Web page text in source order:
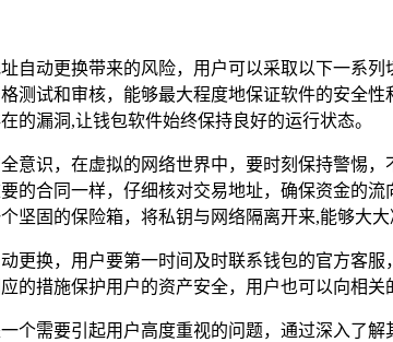
自动更换带来的风险，用户可以采取以下一系
测试和审核，能够最大程度地保证软件的安全
的漏洞,让钱包软件始终保持良好的运行状态。
意识，在虚拟的网络世界中，要时刻保持警惕
的合同一样，仔细核对交易地址，确保资金的
坚固的保险箱，将私钥与网络隔离开来,能够大大
更换，用户要第一时间及时联系钱包的官方客
的措施保护用户的资产安全，用户也可以向相
个需要引起用户高度重视的问题，通过深入了